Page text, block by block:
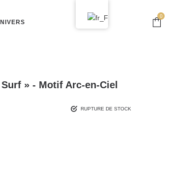
0
» - Motif Arc-en-Ciel
RUPTURE DE STOCK